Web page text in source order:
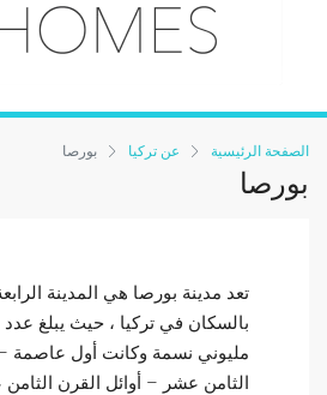
الصفحة الرئيسية عن تركيا بورصا
بورصا
تعد مدينة بورصا هي المدينة
بالسكان في تركيا ، حيث يبلغ عدد
مليوني نسمة وكانت أول عاصمة –
الثامن عشر – أوائل القرن